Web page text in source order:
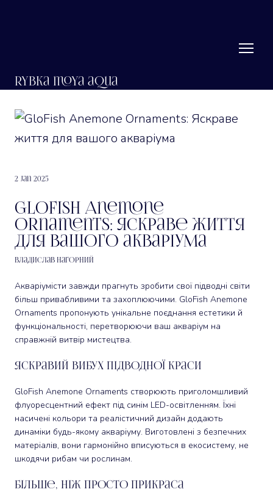
RYbka moya aqua
2 Jan 2025
GloFish Anemone
Ornaments: Яскраве життя
для вашого акваріума
Владислав Нагорний
Акваріумісти завжди прагнуть зробити свої підводні світи
більш привабливими та захоплюючими. GloFish Anemone
Ornaments пропонують унікальне поєднання естетики й
функціональності, перетворюючи ваш акваріум на
справжній витвір мистецтва.
Яскравий вибух підводної краси
GloFish Anemone Ornaments створюють приголомшливий
флуоресцентний ефект під синім LED-освітленням. Їхні
насичені кольори та реалістичний дизайн додають
динаміки будь-якому акваріуму. Виготовлені з безпечних
матеріалів, вони гармонійно вписуються в екосистему, не
шкодячи рибам чи рослинам.
Більше, ніж просто прикраса